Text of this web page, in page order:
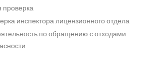
проверка
инспектора лицензионного отдела
по обращению с отходами